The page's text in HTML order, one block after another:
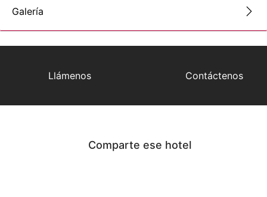
Galería
Llámenos Contáctenos
Comparte ese hotel